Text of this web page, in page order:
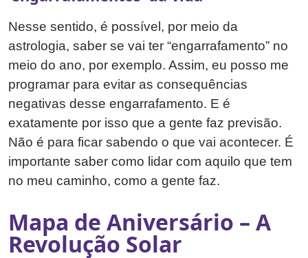
Nesse sentido, é possível, por meio da
astrologia, saber se vai ter “engarrafamento” no
meio do ano, por exemplo. Assim, eu posso me
programar para evitar as consequências
negativas desse engarrafamento. E é
exatamente por isso que a gente faz previsão.
Não é para ficar sabendo o que vai acontecer. É
importante saber como lidar com aquilo que tem
no meu caminho, como a gente faz.
Mapa de Aniversário – A
Revolução Solar